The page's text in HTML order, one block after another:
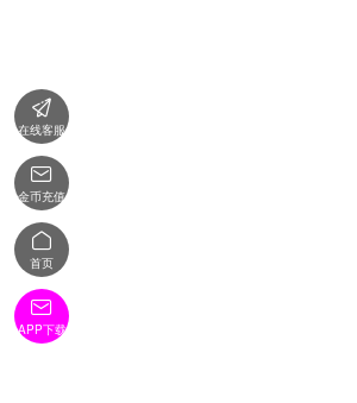

在线客服

金币充值

首页

APP下载